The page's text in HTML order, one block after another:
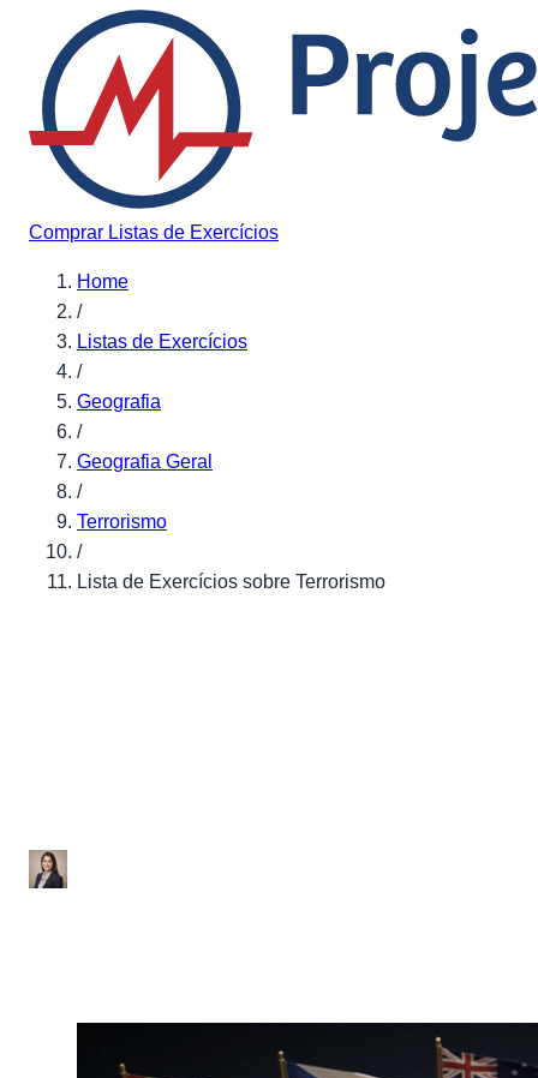
Pular para o conteúdo
Comprar Listas de Exercícios
Home
/
Listas de Exercícios
/
Geografia
/
Geografia Geral
/
Terrorismo
/
Lista de Exercícios sobre Terrorismo